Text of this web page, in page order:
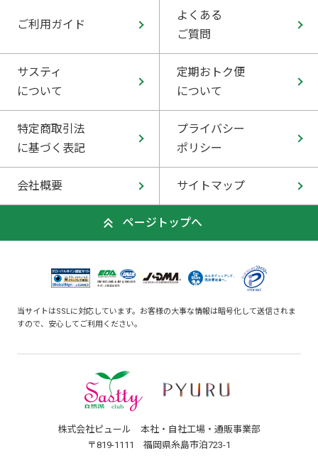
ご利用ガイド
よくある
ご質問
サスティ
について
定期おトク便
について
特定商取引法
に基づく表記
プライバシー
ポリシー
会社概要 サイトマップ
ページトップへ
当サイトはSSLに対応しています。お客様の大事な情報は暗号化して送信されま
すので、安心してご利用ください。
株式会社ピュール 本社・自社工場・通販事業部
〒819-1111 福岡県糸島市泊723-1